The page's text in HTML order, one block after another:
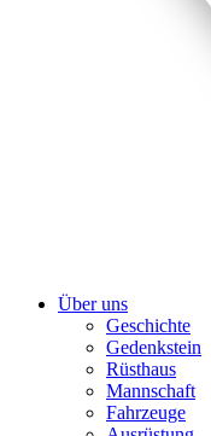
Über uns
Geschichte
Gedenkstein
Rüsthaus
Mannschaft
Fahrzeuge